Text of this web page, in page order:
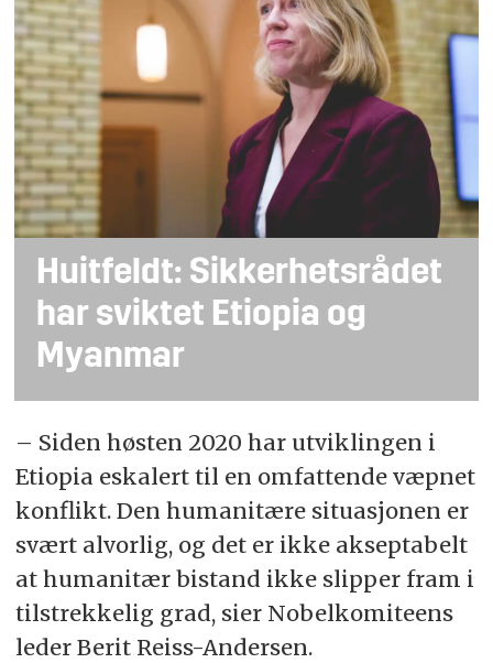
Huitfeldt: Sikkerhetsrådet
har sviktet Etiopia og
Myanmar
– Siden høsten 2020 har utviklingen i
Etiopia eskalert til en omfattende væpnet
konflikt. Den humanitære situasjonen er
svært alvorlig, og det er ikke akseptabelt
at humanitær bistand ikke slipper fram i
tilstrekkelig grad, sier Nobelkomiteens
leder Berit Reiss-Andersen.